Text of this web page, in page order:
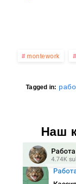
montework
Tagged in:
Наш